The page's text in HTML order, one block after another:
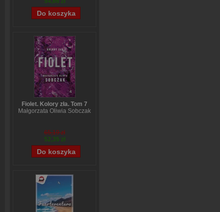
Fiolet. Kolory zła. Tom 7
Małgorzata Oliwia Sobczak
65,19 zł
52,35 zł